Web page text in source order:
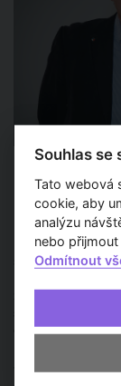
David Vávra
David Vávra je
stál u vzniku
s televizním
českou a
humor, hravost a
tvorby.
Souhlas se
Tato webová
cookie, aby
analýzu
nebo
Odmítnout